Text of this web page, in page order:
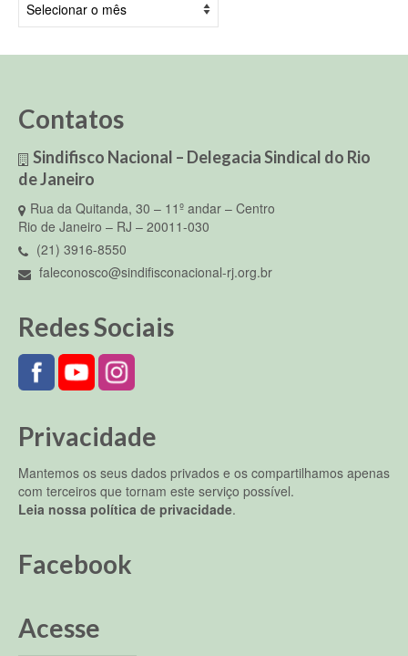
Contatos
Sindifisco Nacional – Delegacia Sindical do Rio
de Janeiro
Rua da Quitanda, 30 – 11º andar – Centro
Rio de Janeiro – RJ – 20011-030
(21) 3916-8550
faleconosco@sindifisconacional-rj.org.br
Redes Sociais
Privacidade
Mantemos os seus dados privados e os compartilhamos apenas
com terceiros que tornam este serviço possível.
Leia nossa política de privacidade.
Facebook
Acesse